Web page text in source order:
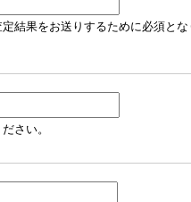
結果をお送りするために必須と
さい。